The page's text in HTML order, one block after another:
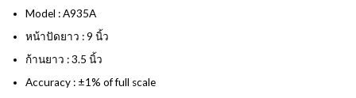
Model : A935A
หน้าปัดยาว : 9 นิ้ว
ก้านยาว : 3.5 นิ้ว
Accuracy : ±1% of full scale